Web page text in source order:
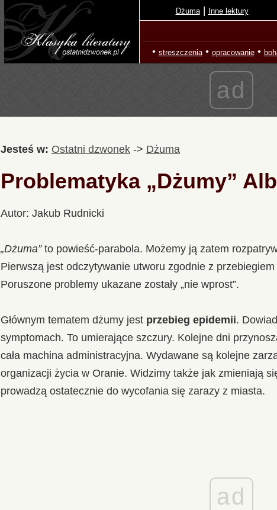
Dżuma | Inne lektury
• streszczenia• opracowanie•
ad
Jesteś w: Ostatni dzwonek -> Dżuma
Problematyka „Dżumy”
Autor: Jakub Rudnicki
„Dżuma”to powieść-parabola. Możemy ją zatem
Pierwszą jest odczytywanie utworu zgodnie z
Poruszone problemy ukazane zostały „nie wprost”.
Głównym tematem dżumy jest przebieg epidemii.
symptomach. To umierające szczury. Kolejne dni
cała machina administracyjna. Wydawane są kolejne
organizacji życia w Oranie. Widzimy także jak zmieniają
prowadzą ostatecznie do wycofania się zarazy z miasta.
ad